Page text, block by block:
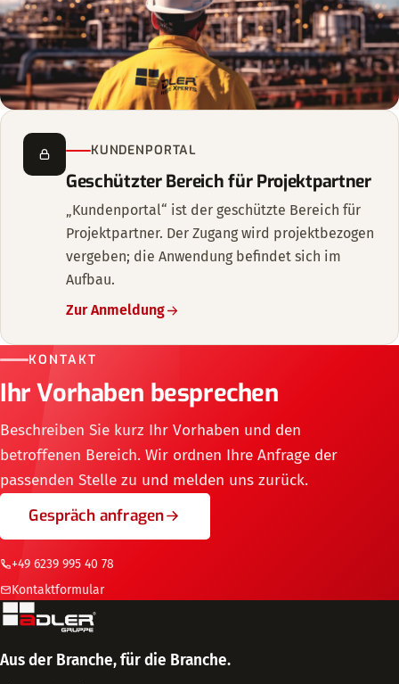
KUNDENPORTAL
Geschützter Bereich für Projektpartner
„Kundenportal“ ist der geschützte Bereich für
Projektpartner. Der Zugang wird projektbezogen
vergeben; die Anwendung befindet sich im
Aufbau.
Zur Anmeldung
KONTAKT
Ihr Vorhaben besprechen
Beschreiben Sie kurz Ihr Vorhaben und den
betroffenen Bereich. Wir ordnen Ihre Anfrage der
passenden Stelle zu und melden uns zurück.
Gespräch anfragen
+49 6239 995 40 78
Kontaktformular
Aus der Branche, für die Branche.